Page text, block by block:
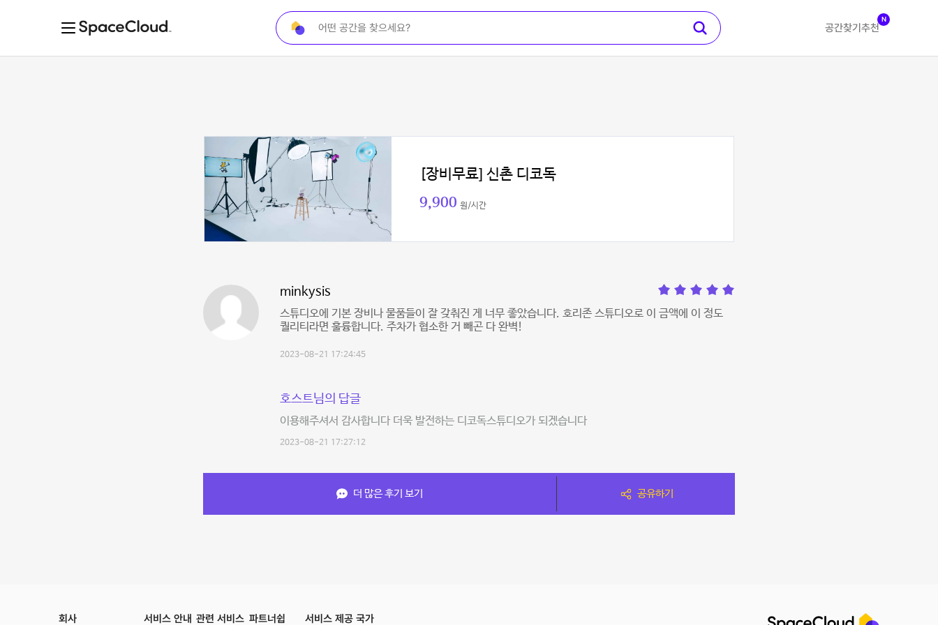
공간찾기 추천
N
[장비무료] 신촌 디코독
9,900 원/시간
minkysis
스튜디오에 기본 장비나 물품들이 잘 갖춰진 게 너무 좋았습니다. 호리존 스튜디오로 이 금액에 이 정도
퀄리티라면 훌륭합니다. 주차가 협소한 거 빼곤 다 완벽!
2023-08-21 17:24:45
호스트님의 답글
이용해주셔서 감사합니다 더욱 발전하는 디코독스튜디오가 되겠습니다
2023-08-21 17:27:12
더 많은 후기 보기 공유하기
회사 서비스 안내 관련 서비스 파트너쉽 서비스 제공 국가